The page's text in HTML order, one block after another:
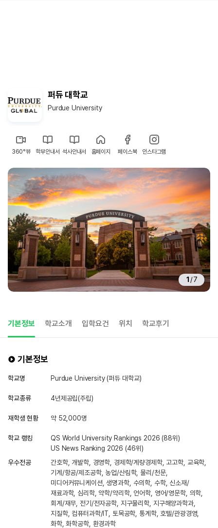
퍼듀 대학교
Purdue University
360°뷰 학부안내서 석사안내서 홈페이지 페이스북 인스타그램
1 /7
기본정보 학교소개 입학요건 위치 학교후기
기본정보
학교명 Purdue University (퍼듀 대학교)
학교종류 4년제공립(주립)
재학생 현황 약 52,000명
학교 랭킹
QS World University Rankings 2026 (88위)
US News Ranking 2026 (46위)
우수전공
간호학, 개발학, 경영학, 경제학/계량경제학, 고고학, 교육학,
기계/항공/제조공학, 농업/산림학, 물리/천문,
미디어커뮤니케이션, 생명과학, 수의학, 수학, 신소재/
재료과학, 심리학, 약학/약리학, 언어학, 영어/영문학, 의학,
회계/재무, 전기/전자공학, 지구물리학, 지구해양과학과,
지질학, 컴퓨터과학/IT, 토목공학, 통계학, 호텔/관광경영,
화학, 화학공학, 환경과학